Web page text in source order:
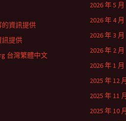
2026 年 5 月
2026 年 4 月
2026 年 3 月
2026 年 2 月
2026 年 1 月
2025 年 12
2025 年 11
2025 年 10
資訊提供
訊提供
台灣繁體中文